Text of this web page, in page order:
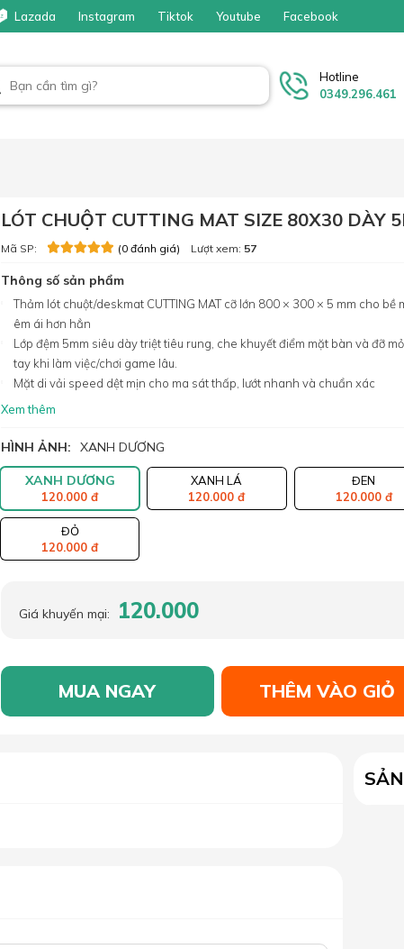
Lazada Instagram Tiktok Youtube Facebook
Hotline
0349.296.461
LÓT CHUỘT CUTTING MAT SIZE 80X30 DÀY
Mã SP: (0 đánh giá) Lượt xem: 57
Thông số sản phẩm
Thảm lót chuột/deskmat CUTTING MAT cỡ lớn 800 × 300 × 5 mm cho bề
êm ái hơn hẳn
Lớp đệm 5mm siêu dày triệt tiêu rung, che khuyết điểm mặt bàn và đỡ
tay khi làm việc/chơi game lâu.
Mặt di vải speed dệt mịn cho ma sát thấp, lướt nhanh và chuẩn xác
Xem thêm
HÌNH ẢNH: XANH DƯƠNG
XANH DƯƠNG
120.000 đ
XANH LÁ
120.000 đ
ĐEN
120.000 đ
ĐỎ
120.000 đ
Giá khuyến mại: 120.000
MUA NGAY THÊM VÀO GIỎ